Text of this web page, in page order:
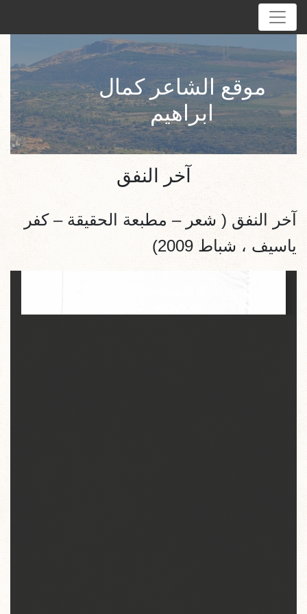
موقع الشاعر كمال
ابراهيم
آخر النفق
آخر النفق ( شعر – مطبعة الحقيقة – كفر
ياسيف ، شباط 2009)